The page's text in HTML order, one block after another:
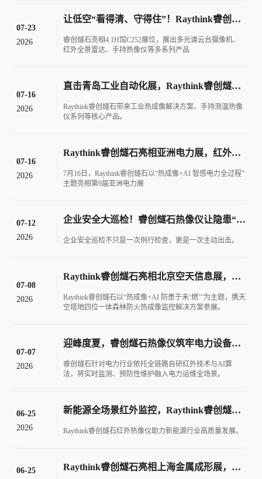
07-23
2026
让低空“看得清、守得住”！Raythink睿创燧石亮相上海低空经济展
睿创燧石亮相4.1H馆C252展位，展出多光谱云台摄像机、
红外全景雷达、手持热像仪等多系列产品
07-16
2026
直击青岛工业自动化展，Raythink睿创燧石以智能感知护航工业新升级
Raythink睿创燧石带来工业热成像解决方案、手持测温热像
仪系列等核心产品。
07-16
2026
Raythink睿创燧石亮相亚洲电力展，红外热像仪+AI智感电力全过程
7月16日，Raythink睿创燧石以“热成像+AI 智感电力全过程”
主题亮相第9届亚洲电力展
07-12
2026
企业安全大巡检！睿创燧石热像仪让隐患“看得见”！
企业安全巡检不只是一次例行检查，更是一次主动出击。
07-08
2026
Raythink睿创燧石亮相北京空天信息展，热成像+AI防患于未“燃”
Raythink睿创燧石以“热成像+AI 防患于未‘燃’”为主题，携天
空塔地四位一体森林防火热成像监控解决方案参展。
07-07
2026
迎峰度夏，睿创燧石热像仪筑牢电力设备温度防线！
睿创燧石针对电力行业依托全链路自研红外技术与AI算
法，将实时监测、预防性维护融入电力运维全场景。
06-25
2026
新能源全场景红外监控，Raythink睿创燧石这些硬核神器请收好！
Raythink睿创燧石红外热像仪助力新能源行业高质量发展。
06-25
Raythink睿创燧石亮相上海金属成形展，全矩阵热像仪赋能智感生产新高度！